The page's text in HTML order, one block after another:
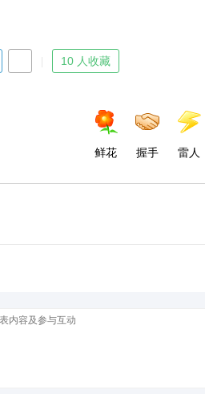
10 人收藏
鲜花 握手 雷人